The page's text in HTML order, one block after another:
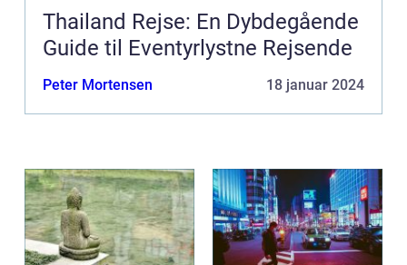
Thailand Rejse: En Dybdegående
Guide til Eventyrlystne Rejsende
Peter Mortensen 18 januar 2024